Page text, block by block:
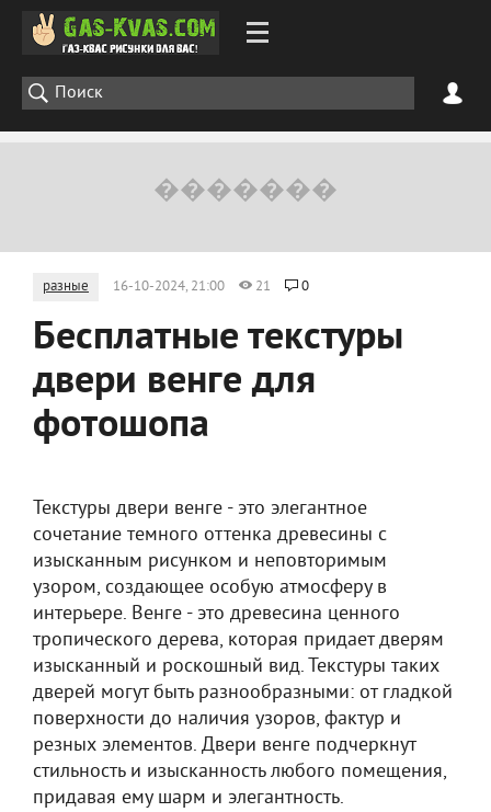
разные 16-10-2024, 21:00 21 0
Бесплатные текстуры
двери венге для
фотошопа
Текстуры двери венге - это элегантное
сочетание темного оттенка древесины с
изысканным рисунком и неповторимым
узором, создающее особую атмосферу в
интерьере. Венге - это древесина ценного
тропического дерева, которая придает дверям
изысканный и роскошный вид. Текстуры таких
дверей могут быть разнообразными: от гладкой
поверхности до наличия узоров, фактур и
резных элементов. Двери венге подчеркнут
стильность и изысканность любого помещения,
придавая ему шарм и элегантность.